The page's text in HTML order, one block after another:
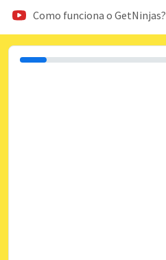
Como funciona o GetNinjas?